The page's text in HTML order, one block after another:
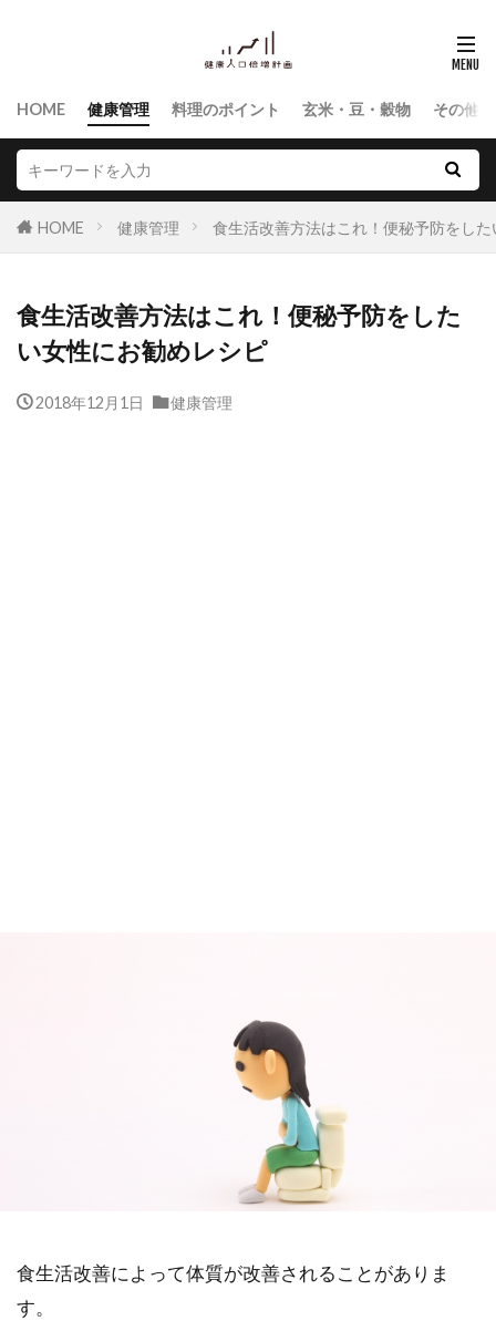
HOME 健康管理 料理のポイント 玄米・豆・穀物 その他
HOME 健康管理 食生活改善方法はこれ！便秘予防をし
食生活改善方法はこれ！便秘予防をした
い女性にお勧めレシピ
2018年12月1日 健康管理
食生活改善によって体質が改善されることがありま
す。